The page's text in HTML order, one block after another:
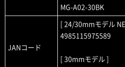
MG-A02-30BK
JANコード
[ 24/30mmモデル
4985115975589
[ 30mmモデル ]